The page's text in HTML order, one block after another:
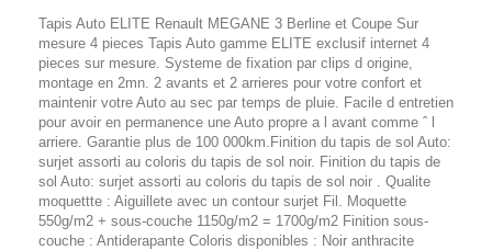
Tapis Auto ELITE Renault MEGANE 3 Berline et Coupe Sur
mesure 4 pieces Tapis Auto gamme ELITE exclusif internet 4
pieces sur mesure. Systeme de fixation par clips d origine,
montage en 2mn. 2 avants et 2 arrieres pour votre confort et
maintenir votre Auto au sec par temps de pluie. Facile d entretien
pour avoir en permanence une Auto propre a l avant comme ˆ l
arriere. Garantie plus de 100 000km.Finition du tapis de sol Auto:
surjet assorti au coloris du tapis de sol noir. Finition du tapis de
sol Auto: surjet assorti au coloris du tapis de sol noir . Qualite
moquettte : Aiguillete avec un contour surjet Fil. Moquette
550g/m2 + sous-couche 1150g/m2 = 1700g/m2 Finition sous-
couche : Antiderapante Coloris disponibles : Noir anthracite